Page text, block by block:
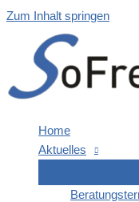
Zum Inhalt springen
Home
Aktu­el­les